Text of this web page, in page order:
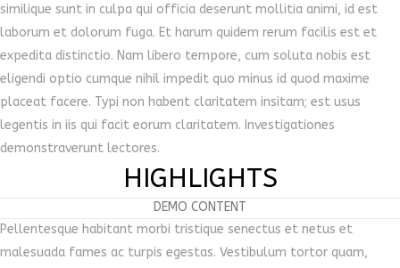
similique sunt in culpa qui officia deserunt mollitia animi, id est
laborum et dolorum fuga. Et harum quidem rerum facilis est et
expedita distinctio. Nam libero tempore, cum soluta nobis est
eligendi optio cumque nihil impedit quo minus id quod maxime
placeat facere. Typi non habent claritatem insitam; est usus
legentis in iis qui facit eorum claritatem. Investigationes
demonstraverunt lectores.
HIGHLIGHTS
DEMO CONTENT
Pellentesque habitant morbi tristique senectus et netus et
malesuada fames ac turpis egestas. Vestibulum tortor quam,